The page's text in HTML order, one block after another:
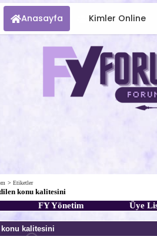
Anasayfa Kimler Online
> Etiketler
konu kalitesini
FY Yönetim Üye
kalitesini